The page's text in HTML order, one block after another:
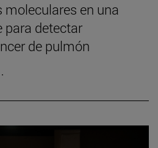
en una
para detectar
de pulmón